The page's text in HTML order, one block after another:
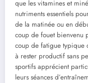
que les vitamines et
nutriments essentiels
de la matinée ou en
coup de fouet bienvenu
coup de fatigue typique
à rester productif sans
sportifs apprécient
leurs séances